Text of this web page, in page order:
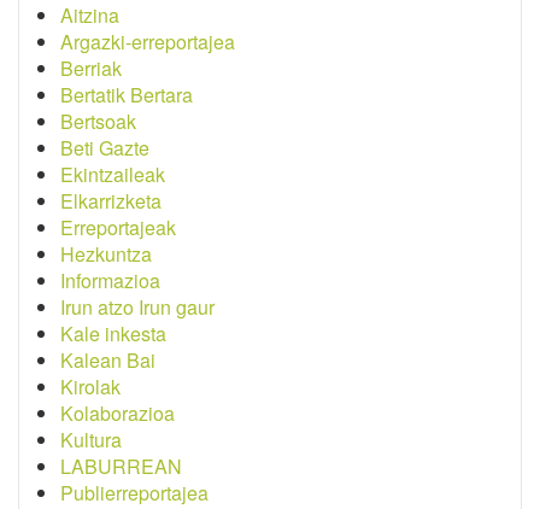
Aitzina
Argazki-erreportajea
Berriak
Bertatik Bertara
Bertsoak
Beti Gazte
Ekintzaileak
Elkarrizketa
Erreportajeak
Hezkuntza
Informazioa
Irun atzo Irun gaur
Kale inkesta
Kalean Bai
Kirolak
Kolaborazioa
Kultura
LABURREAN
Publierreportajea